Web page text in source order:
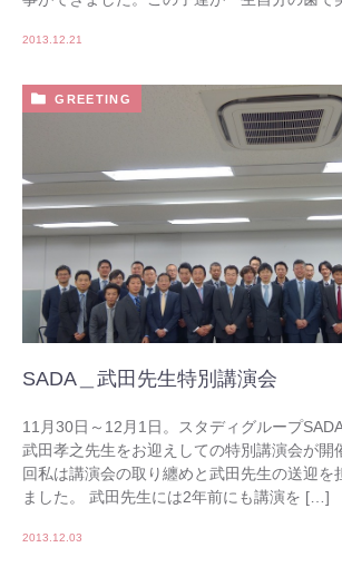
2013.12.21
GREETING
SADA＿武田先生特別講演会
11月30日～12月1日。スタディグループ
武田孝之先生をお迎えしての特別講演会が開
回私は講演会の取り纏めと武田先生の送迎を
ました。 武田先生には2年前にも講演を […]
2013.12.03